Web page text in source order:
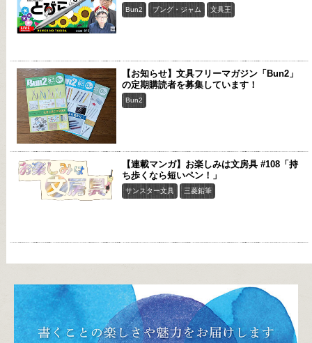
Bun2 ブング・ジャム 文具王
【お知らせ】文具フリーマガジン「Bun2」
の定期購読者を募集しています！
Bun2
【連載マンガ】お楽しみは文房具 #108「持
ち歩くなら短いペン！」
サンスター文具 三菱鉛筆